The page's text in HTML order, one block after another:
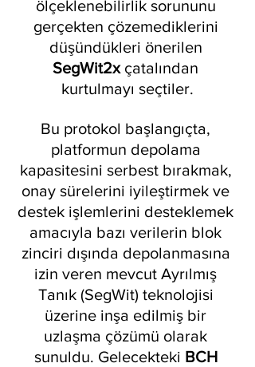
ölçeklenebilirlik sorununu
gerçekten çözemediklerini
düşündükleri önerilen
SegWit2x çatalından
kurtulmayı seçtiler.
Bu protokol başlangıçta,
platformun depolama
kapasitesini serbest bırakmak,
onay sürelerini iyileştirmek ve
destek işlemlerini desteklemek
amacıyla bazı verilerin blok
zinciri dışında depolanmasına
izin veren mevcut Ayrılmış
Tanık (SegWit) teknolojisi
üzerine inşa edilmiş bir
uzlaşma çözümü olarak
sunuldu. Gelecekteki BCH